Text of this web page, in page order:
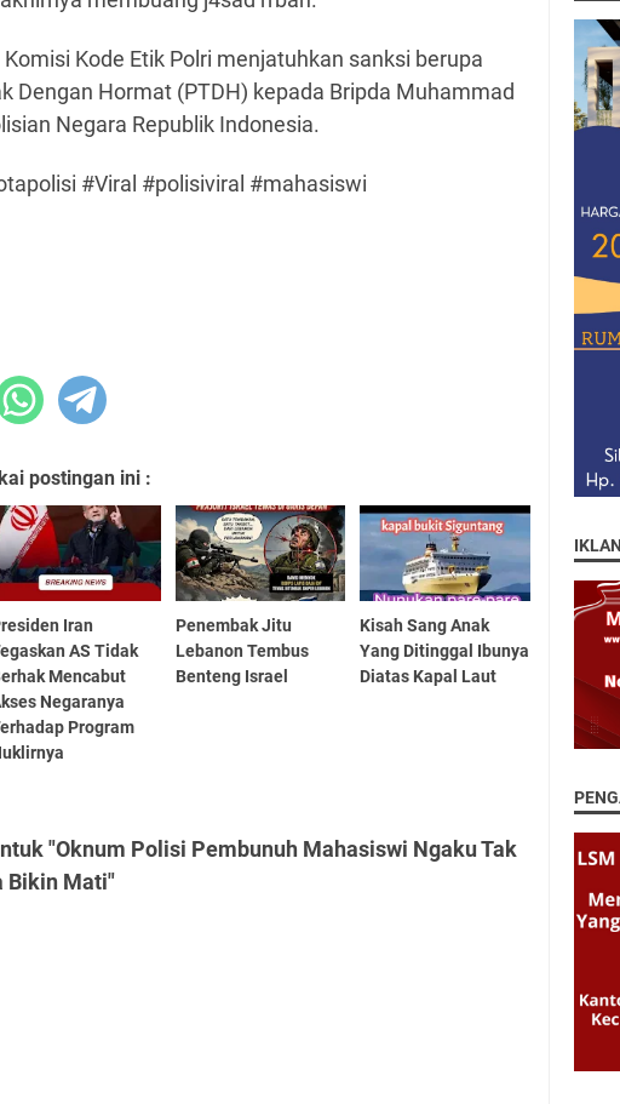
Kode Etik Polri menjatuhkan sanksi berupa
Dengan Hormat (PTDH) kepada Bripda Muhammad
Negara Republik Indonesia.
#Viral #polisiviral #mahasiswi
postingan ini :
Iran
AS Tidak
Mencabut
Negaranya
Program
Penembak Jitu
Lebanon Tembus
Benteng Israel
Kisah Sang Anak
Yang Ditinggal Ibunya
Diatas Kapal Laut
"Oknum Polisi Pembunuh Mahasiswi Ngaku Tak
Bikin Mati"